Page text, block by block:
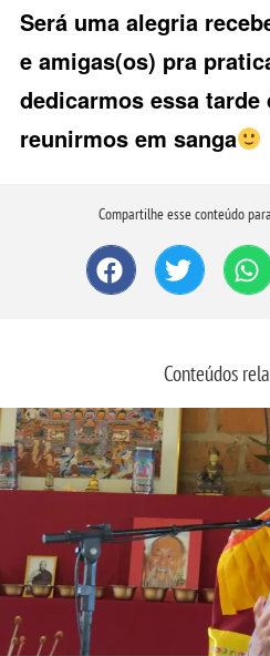
Será uma alegria
e amigas(os) pra
dedicarmos essa tarde
reunirmos em sanga
Compartilhe esse conteúdo
Conteúdos